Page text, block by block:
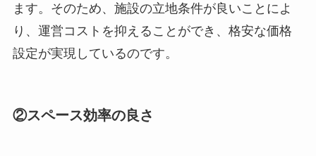
ます。そのため、施設の立地条件が良いことによ
り、運営コストを抑えることができ、格安な価格
設定が実現しているのです。
②スペース効率の良さ